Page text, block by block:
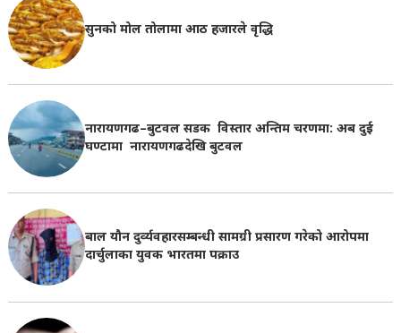
सुनको मोल तोलामा आठ हजारले वृद्धि
नारायणगढ–बुटवल सडक विस्तार अन्तिम चरणमा: अब दुई
घण्टामा नारायणगढदेखि बुटवल
बाल यौन दुर्व्यवहारसम्बन्धी सामग्री प्रसारण गरेको आरोपमा
दार्चुलाका युवक भारतमा पक्राउ